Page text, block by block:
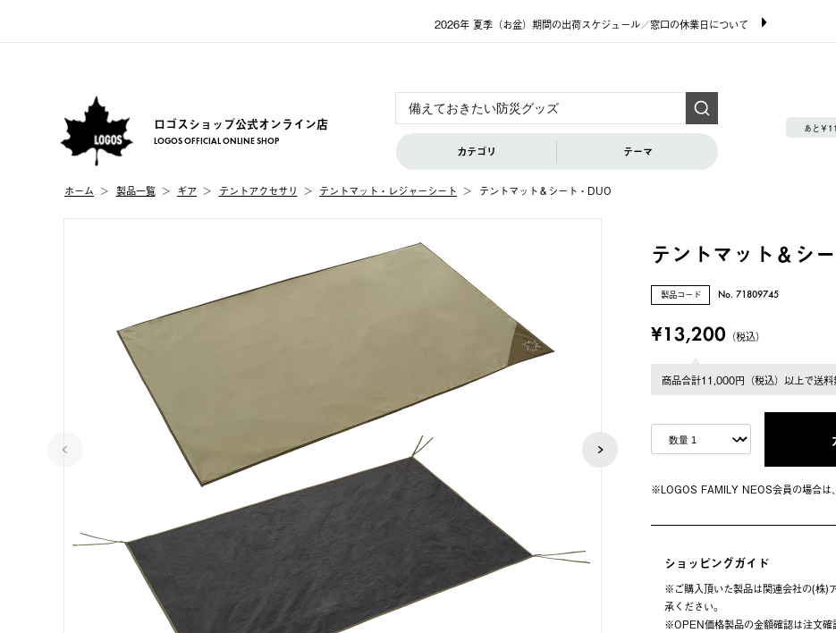
2026年 夏季（お盆）期間の出荷スケジュール／窓口の休業日について
ロゴスショップ公式オンライン店
LOGOS OFFICIAL ONLINE SHOP
カテゴリ テーマ
あと￥
ホーム 製品⼀覧 ギア テントアクセサリ テントマット・レジャーシート テントマット＆シート・DUO
テントマット＆シ
製品コード No. 71809745
¥13,200 （税込）
商品合計11,000円（税込）以上で送料
※LOGOS FAMILY NEOS会員の場合は
ショッピングガイド
※ご購⼊頂いた製品は関連会社の(株)
承ください。
※OPEN価格製品の⾦額確認は注⽂確